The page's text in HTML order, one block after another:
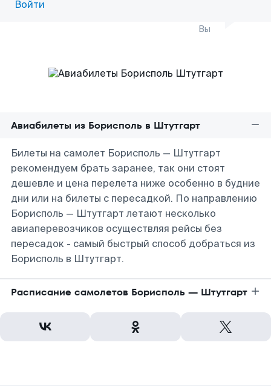
Войти
Вы
Авиабилеты из Борисполь в Штутгарт
Билеты на самолет Борисполь — Штутгарт
рекомендуем брать заранее, так они стоят
дешевле и цена перелета ниже особенно в будние
дни или на билеты с пересадкой. По направлению
Борисполь — Штутгарт летают несколько
авиаперевозчиков осуществляя рейсы без
пересадок - самый быстрый способ добраться из
Борисполь в Штутгарт.
Расписание самолетов Борисполь — Штутгарт